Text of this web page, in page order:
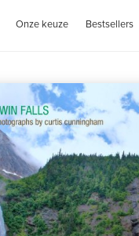
Onze keuze Bestsellers